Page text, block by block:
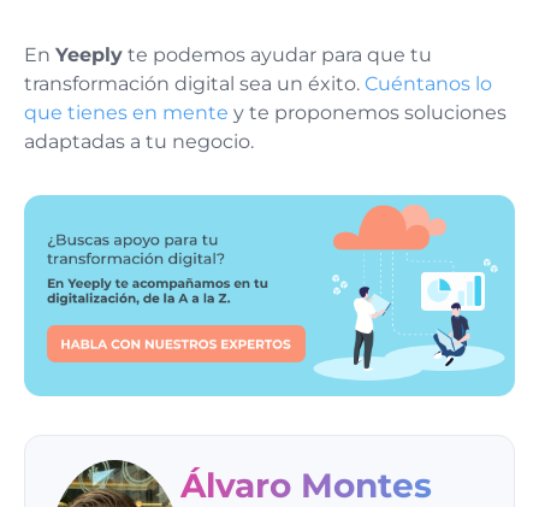
En Yeeply te podemos ayudar para que tu
transformación digital sea un éxito. Cuéntanos lo
que tienes en mente y te proponemos soluciones
adaptadas a tu negocio.
Álvaro Montes